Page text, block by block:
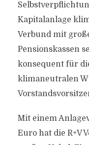
Kapitalanlage
Verbund mit
Pensionskassen
konsequent für
klimaneutralen
Mit einem
Euro hat die R+V